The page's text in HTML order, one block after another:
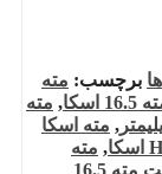
برچسب: مته
اسکا , مته
, مته اسکا
, مته
قیمت مته 16.5